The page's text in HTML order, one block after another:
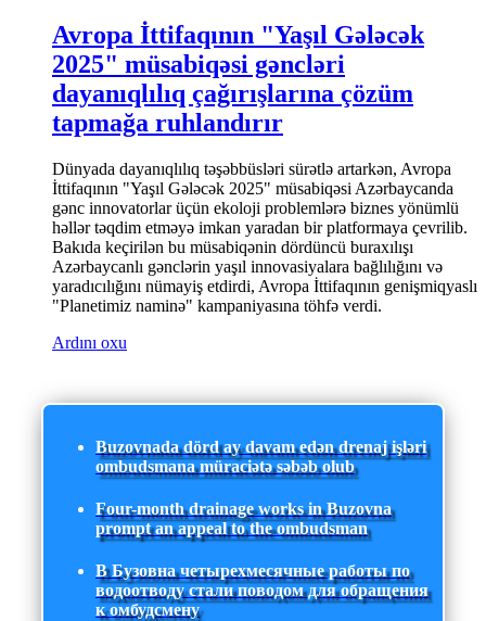
Avropa İttifaqının "Yaşıl Gələcək
2025" müsabiqəsi gəncləri
dayanıqlılıq çağırışlarına çözüm
tapmağa ruhlandırır
Dünyada dayanıqlılıq təşəbbüsləri sürətlə artarkən, Avropa
İttifaqının "Yaşıl Gələcək 2025" müsabiqəsi Azərbaycanda
gənc innovatorlar üçün ekoloji problemlərə biznes yönümlü
həllər təqdim etməyə imkan yaradan bir platformaya çevrilib.
Bakıda keçirilən bu müsabiqənin dördüncü buraxılışı
Azərbaycanlı gənclərin yaşıl innovasiyalara bağlılığını və
yaradıcılığını nümayiş etdirdi, Avropa İttifaqının genişmiqyaslı
"Planetimiz naminə" kampaniyasına töhfə verdi.
Ardını oxu
Buzovnada dörd ay davam edən drenaj işləri
ombudsmana müraciətə səbəb olub
Four-month drainage works in Buzovna
prompt an appeal to the ombudsman
В Бузовна четырехмесячные работы по
водоотводу стали поводом для обращения
к омбудсмену